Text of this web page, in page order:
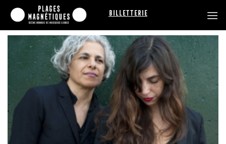
Passer
contenu
Billetterie